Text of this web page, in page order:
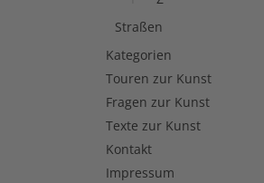
Straßen
Kategorien
Touren zur Kunst
Fragen zur Kunst
Texte zur Kunst
Kontakt
Impressum